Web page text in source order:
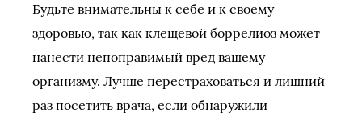
Будьте внимательны к себе и к своему
здоровью, так как клещевой боррелиоз может
нанести непоправимый вред вашему
организму. Лучше перестраховаться и лишний
раз посетить врача, если обнаружили